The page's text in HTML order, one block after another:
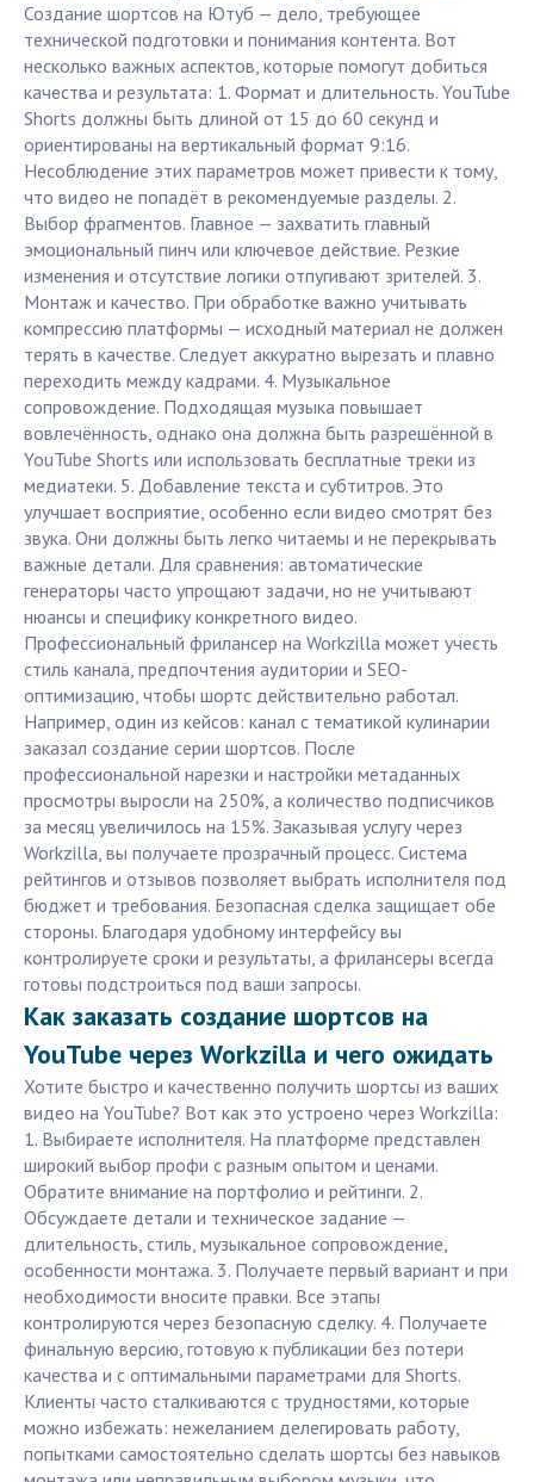
Создание шортсов на Ютуб — дело, требующее
технической подготовки и понимания контента. Вот
несколько важных аспектов, которые помогут добиться
качества и результата: 1. Формат и длительность. YouTube
Shorts должны быть длиной от 15 до 60 секунд и
ориентированы на вертикальный формат 9:16.
Несоблюдение этих параметров может привести к тому,
что видео не попадёт в рекомендуемые разделы. 2.
Выбор фрагментов. Главное — захватить главный
эмоциональный пинч или ключевое действие. Резкие
изменения и отсутствие логики отпугивают зрителей. 3.
Монтаж и качество. При обработке важно учитывать
компрессию платформы — исходный материал не должен
терять в качестве. Следует аккуратно вырезать и плавно
переходить между кадрами. 4. Музыкальное
сопровождение. Подходящая музыка повышает
вовлечённость, однако она должна быть разрешённой в
YouTube Shorts или использовать бесплатные треки из
медиатеки. 5. Добавление текста и субтитров. Это
улучшает восприятие, особенно если видео смотрят без
звука. Они должны быть легко читаемы и не перекрывать
важные детали. Для сравнения: автоматические
генераторы часто упрощают задачи, но не учитывают
нюансы и специфику конкретного видео.
Профессиональный фрилансер на Workzilla может учесть
стиль канала, предпочтения аудитории и SEO-
оптимизацию, чтобы шортс действительно работал.
Например, один из кейсов: канал с тематикой кулинарии
заказал создание серии шортсов. После
профессиональной нарезки и настройки метаданных
просмотры выросли на 250%, а количество подписчиков
за месяц увеличилось на 15%. Заказывая услугу через
Workzilla, вы получаете прозрачный процесс. Система
рейтингов и отзывов позволяет выбрать исполнителя под
бюджет и требования. Безопасная сделка защищает обе
стороны. Благодаря удобному интерфейсу вы
контролируете сроки и результаты, а фрилансеры всегда
готовы подстроиться под ваши запросы.
Как заказать создание шортсов на
YouTube через Workzilla и чего ожидать
Хотите быстро и качественно получить шортсы из ваших
видео на YouTube? Вот как это устроено через Workzilla:
1. Выбираете исполнителя. На платформе представлен
широкий выбор профи с разным опытом и ценами.
Обратите внимание на портфолио и рейтинги. 2.
Обсуждаете детали и техническое задание —
длительность, стиль, музыкальное сопровождение,
особенности монтажа. 3. Получаете первый вариант и при
необходимости вносите правки. Все этапы
контролируются через безопасную сделку. 4. Получаете
финальную версию, готовую к публикации без потери
качества и с оптимальными параметрами для Shorts.
Клиенты часто сталкиваются с трудностями, которые
можно избежать: нежеланием делегировать работу,
попытками самостоятельно сделать шортсы без навыков